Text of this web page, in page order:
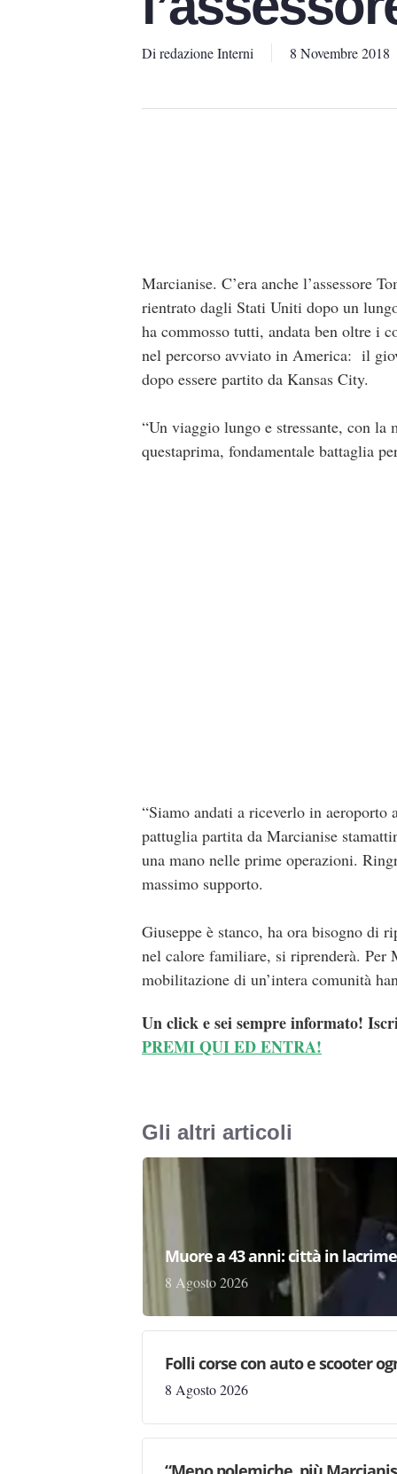
Di redazione Interni 8 Novembre 2018
Marcianise. C’era anche l’assessore
rientrato dagli Stati Uniti dopo un
ha commosso tutti, andata ben oltre i
nel percorso avviato in America: il
dopo essere partito da Kansas City.
“Un viaggio lungo e stressante, con
questaprima, fondamentale battaglia
“Siamo andati a riceverlo in aeroporto
pattuglia partita da Marcianise
una mano nelle prime operazioni.
massimo supporto.
Giuseppe è stanco, ha ora bisogno di
nel calore familiare, si riprenderà. Per
mobilitazione di un’intera comunità
Un click e sei sempre informato!
PREMI QUI ED ENTRA!
Gli altri articoli
Muore a 43 anni: città in
8 Agosto 2026
Folli corse con auto e scooter
8 Agosto 2026